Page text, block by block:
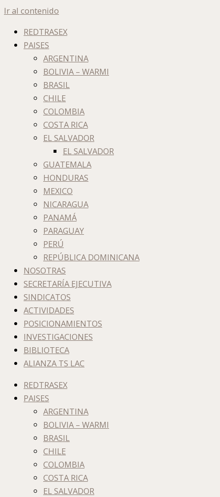
Ir al contenido
REDTRASEX
PAISES
ARGENTINA
BOLIVIA – WARMI
BRASIL
CHILE
COLOMBIA
COSTA RICA
EL SALVADOR
EL SALVADOR
GUATEMALA
HONDURAS
MEXICO
NICARAGUA
PANAMÁ
PARAGUAY
PERÚ
REPÚBLICA DOMINICANA
NOSOTRAS
SECRETARÍA EJECUTIVA
SINDICATOS
ACTIVIDADES
POSICIONAMIENTOS
INVESTIGACIONES
BIBLIOTECA
ALIANZA TS LAC
REDTRASEX
PAISES
ARGENTINA
BOLIVIA – WARMI
BRASIL
CHILE
COLOMBIA
COSTA RICA
EL SALVADOR